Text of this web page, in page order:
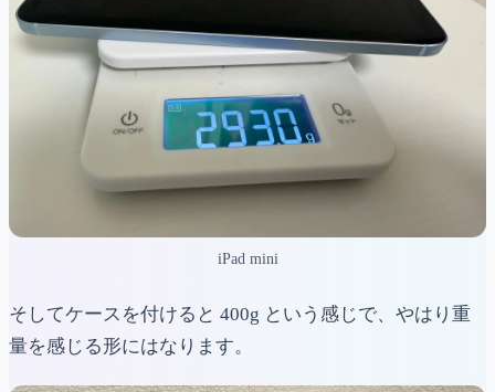
iPad mini
そしてケースを付けると 400g という感じで、やはり重
量を感じる形にはなります。